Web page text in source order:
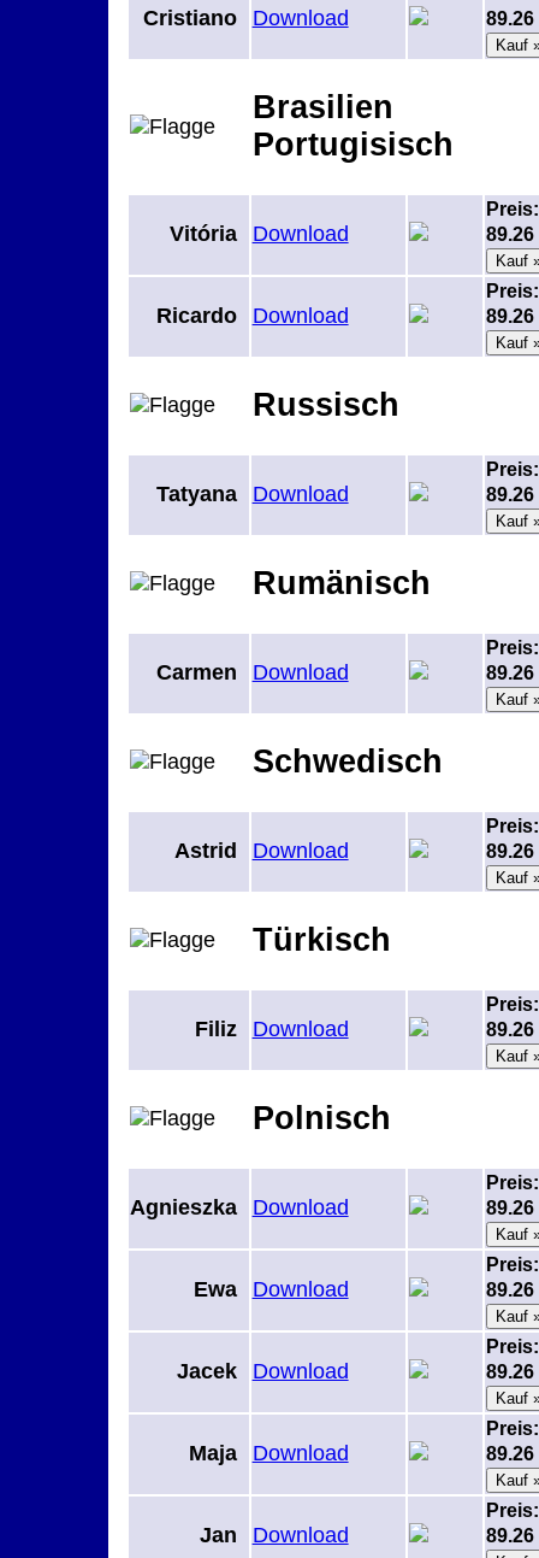
Cristiano Download
Brasilien
Portugisisch
Vitória Download
Preis:
Ricardo Download
Preis:
Russisch
Tatyana Download
Preis:
Rumänisch
Carmen Download
Preis:
Schwedisch
Astrid Download
Preis:
Türkisch
Filiz Download
Preis:
Polnisch
Agnieszka Download
Preis:
Ewa Download
Preis:
Jacek Download
Preis:
Maja Download
Preis:
Jan Download
Preis: